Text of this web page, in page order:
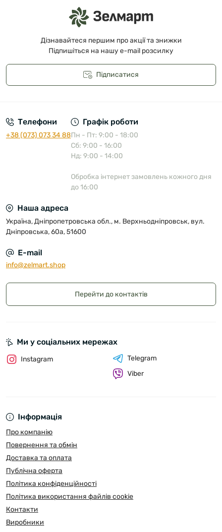
Дізнавайтеся першим про акції та знижки
Підпишіться на нашу e-mail розсилку
Підписатися
Телефони
+38 (073) 073 34 88
Графік роботи
Пн - Пт: 9:00 - 18:00
Сб: 9:00 - 16:00
Нд: 9:00 - 14:00
Обробка інтернет замовлень кожного дня
до 16:00
Наша адреса
Україна, Дніпропетровська обл., м. Верхньодніпровськ, вул.
Дніпровська, 60а, 51600
E-mail
info@zelmart.shop
Перейти до контактів
Інформація
Про компанію
Повернення та обмін
Доставка та оплата
Публічна оферта
Політика конфіденційності
Політика використання файлів cookie
Контакти
Виробники
Ми у соціальних мережах
Instagram
Telegram
Viber